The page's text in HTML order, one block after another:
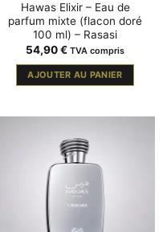
Hawas Elixir – Eau de
parfum mixte (flacon doré
100 ml) – Rasasi
54,90€ TVA compris
AJOUTER AU PANIER